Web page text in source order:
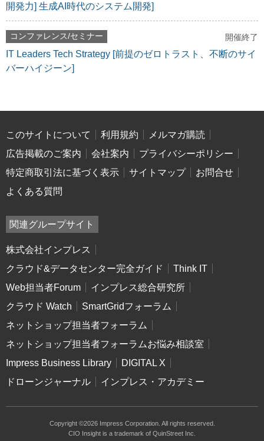
開発力] 生成AI時代のシステム開発]
コンファレンス/セミナー 開催終了
IT Leaders Tech Strategy [前提のゼロトラスト、不断のサイ
バーハイジーン]
このサイトについて 利用規約
メルマガ購読
広告掲載のご案内
会社案内
プライバシーポリシー
特定商取引法に基づく表示
サイトマップ
お問合せ
よくある質問
関連グループサイト
株式会社インプレス
クラウド&データセンター完全ガイド
Think IT
Web担当者Forum
インプレス総合研究所
クラウド Watch
SmartGridフォーラム
ネットショップ担当者フォーラム
ネットショップ担当者フォーラムお悩み相談室
Impress Business Library
DIGITAL X
ドローンジャーナル
インプレス・アカデミー
Copyright ©2026 Impress Corporation. All rights reserved.
CIO Insight is a trademark of QuinStreet Inc.